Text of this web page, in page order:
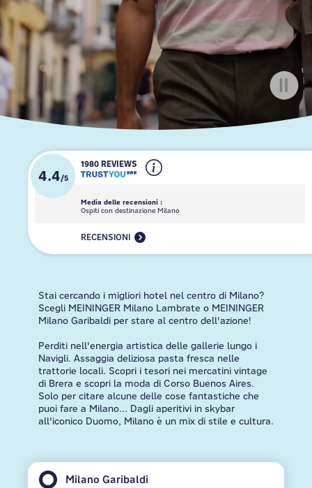
4.4/5
1980 REVIEWS
Media delle recensioni :
Ospiti con destinazione Milano
RECENSIONI
Stai cercando i migliori hotel nel centro di Milano?
Scegli MEININGER Milano Lambrate o MEININGER
Milano Garibaldi per stare al centro dell'azione!
Perditi nell'energia artistica delle gallerie lungo i
Navigli. Assaggia deliziosa pasta fresca nelle
trattorie locali. Scopri i tesori nei mercatini vintage
di Brera e scopri la moda di Corso Buenos Aires.
Solo per citare alcune delle cose fantastiche che
puoi fare a Milano... Dagli aperitivi in skybar
all'iconico Duomo, Milano è un mix di stile e cultura.
Milano Garibaldi